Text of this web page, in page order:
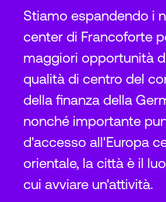
Stiamo espandendo i
center di Francoforte
maggiori opportunità
qualità di centro del
della finanza della
nonché importante
d'accesso all'Europa
orientale, la città è il
cui avviare un'attività.